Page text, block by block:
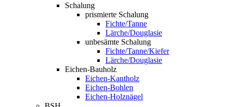
Schalung
prismierte Schalung
Fichte/Tanne
Lärche/Douglasie
unbesämte Schalung
Fichte/Tanne/Kiefer
Lärche/Douglasie
Eichen-Bauholz
Eichen-Kantholz
Eichen-Bohlen
Eichen-Holznägel